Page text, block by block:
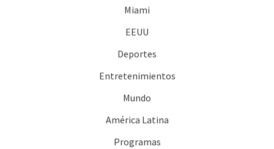
Miami
EEUU
Deportes
Entretenimientos
Mundo
América Latina
Programas